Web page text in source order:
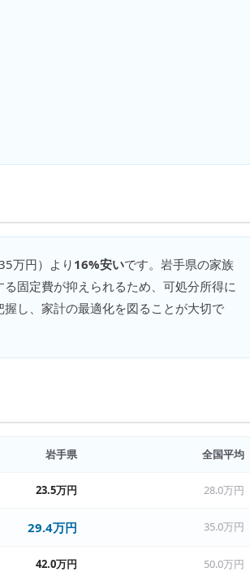
万円）より 16%安いです。 岩手県の家族
固定費が抑えられるため、可処分所得に
し、家計の最適化を図ることが大切で
岩手県 全国平均
23.5万円 28.0万円
29.4万円 35.0万円
42.0万円 50.0万円